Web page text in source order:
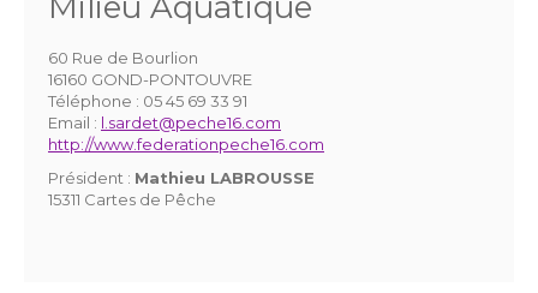
60 Rue de Bourlion
16160 GOND-PONTOUVRE
Téléphone : 05 45 69 33 91
Email : l.sardet@peche16.com
http://www.federationpeche16.com
Président : Mathieu LABROUSSE
15311 Cartes de Pêche